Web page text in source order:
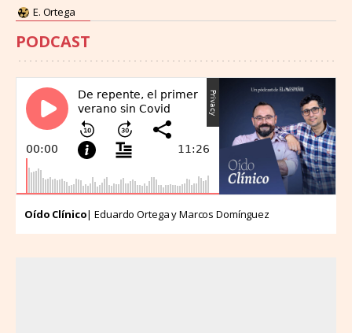
E. Ortega
PODCAST
Oído Clínico| Eduardo Ortega y Marcos Domínguez